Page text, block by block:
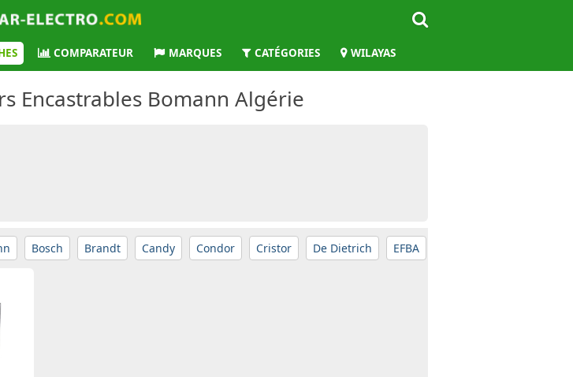
COMPARATEUR MARQUES CATÉGORIES WILAYAS
Encastrables Bomann Algérie
Bosch Brandt Candy Condor Cristor De Dietrich EFBA